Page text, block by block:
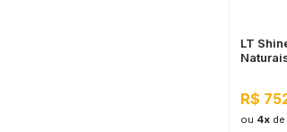
LT
R$
ou 4x de